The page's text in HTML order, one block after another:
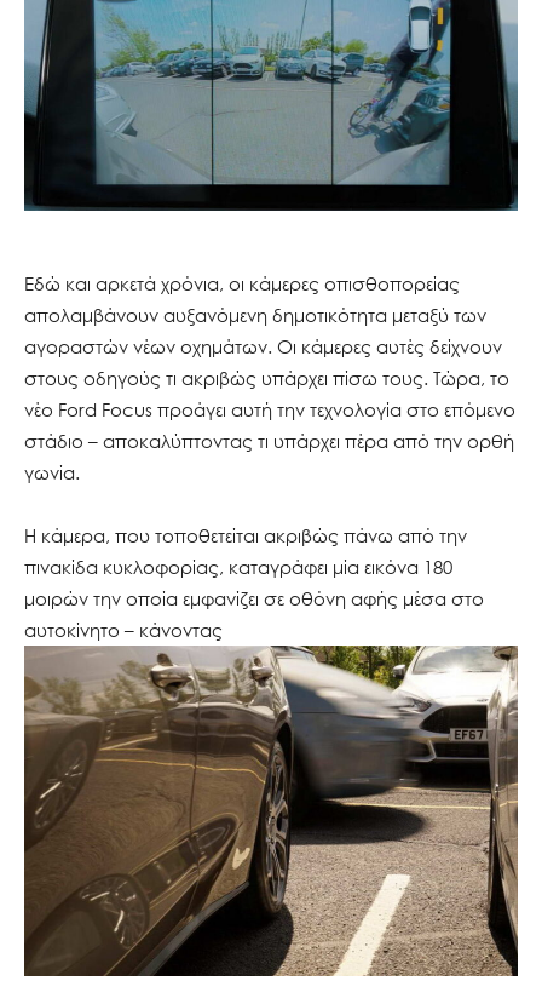
Εδώ και αρκετά χρόνια, οι κάμερες οπισθοπορείας
απολαμβάνουν αυξανόμενη δημοτικότητα μεταξύ των
αγοραστών νέων οχημάτων. Οι κάμερες αυτές δείχνουν
στους οδηγούς τι ακριβώς υπάρχει πίσω τους. Τώρα, το
νέο Ford Focus προάγει αυτή την τεχνολογία στο επόμενο
στάδιο – αποκαλύπτοντας τι υπάρχει πέρα από την ορθή
γωνία.
Η κάμερα, που τοποθετείται ακριβώς πάνω από την
πινακίδα κυκλοφορίας, καταγράφει μία εικόνα 180
μοιρών την οποία εμφανίζει σε οθόνη αφής μέσα στο
αυτοκίνητο – κάνοντας